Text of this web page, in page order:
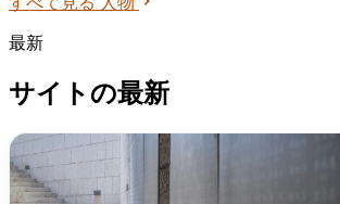
最新
サイトの最新